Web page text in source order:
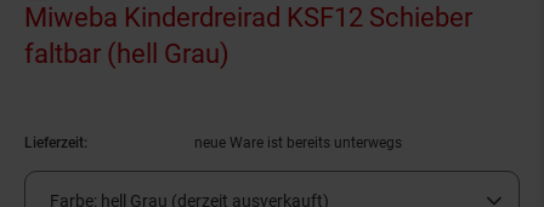
Miweba Kinderdreirad KSF12 Schieber
faltbar (hell Grau)
Lieferzeit: neue Ware ist bereits unterwegs
Farbe: hell Grau (derzeit ausverkauft)